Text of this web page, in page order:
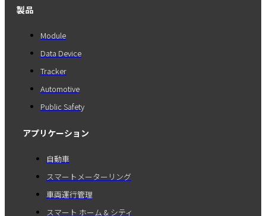
製品
Module
Data Device
Tracker
Automotive
Public Safety
アプリケーション
自動車
スマートメーターリング
車両運行管理
スマート ホーム & シティ